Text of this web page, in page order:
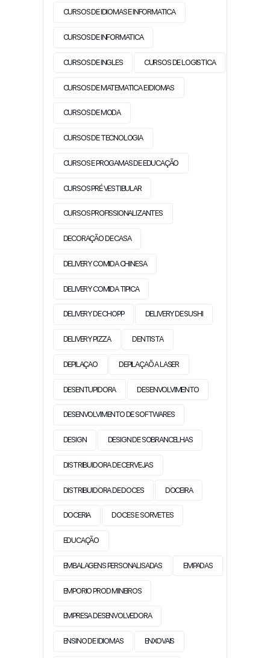
CURSOS DE IDIOMAS E INFORMATICA
CURSOS DE INFORMATICA
CURSOS DE INGLES CURSOS DE LOGISTICA
CURSOS DE MATEMATICA E IDIOMAS
CURSOS DE MODA
CURSOS DE TECNOLOGIA
CURSOS E PROGAMAS DE EDUCAÇÃO
CURSOS PRÉ VESTIBULAR
CURSOS PROFISSIONALIZANTES
DECORAÇÃO DE CASA
DELIVERY COMIDA CHINESA
DELIVERY COMIDA TIPICA
DELIVERY DE CHOPP DELIVERY DE SUSHI
DELIVERY PIZZA DENTISTA
DEPILAÇAO DEPILAÇAÕ A LASER
DESENTUPIDORA DESENVOLVIMENTO
DESENVOLVIMENTO DE SOFTWARES
DESIGN DESIGN DE SOBRANCELHAS
DISTRIBUIDORA DE CERVEJAS
DISTRIBUIDORA DE DOCES DOCEIRA
DOCERIA DOCES E SORVETES
EDUCAÇÃO
EMBALAGENS PERSONALISADAS EMPADAS
EMPORIO PROD MINEIROS
EMPRESA DESENVOLVEDORA
ENSINO DE IDIOMAS ENXOVAIS